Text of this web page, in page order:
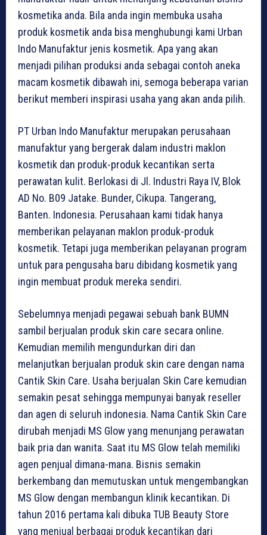
kosmetika anda. Bila anda ingin membuka usaha
produk kosmetik anda bisa menghubungi kami Urban
Indo Manufaktur jenis kosmetik. Apa yang akan
menjadi pilihan produksi anda sebagai contoh aneka
macam kosmetik dibawah ini, semoga beberapa varian
berikut memberi inspirasi usaha yang akan anda pilih.
PT Urban Indo Manufaktur merupakan perusahaan
manufaktur yang bergerak dalam industri maklon
kosmetik dan produk-produk kecantikan serta
perawatan kulit. Berlokasi di Jl. Industri Raya IV, Blok
AD No. B09 Jatake. Bunder, Cikupa. Tangerang,
Banten. Indonesia. Perusahaan kami tidak hanya
memberikan pelayanan maklon produk-produk
kosmetik. Tetapi juga memberikan pelayanan program
untuk para pengusaha baru dibidang kosmetik yang
ingin membuat produk mereka sendiri.
Sebelumnya menjadi pegawai sebuah bank BUMN
sambil berjualan produk skin care secara online.
Kemudian memilih mengundurkan diri dan
melanjutkan berjualan produk skin care dengan nama
Cantik Skin Care. Usaha berjualan Skin Care kemudian
semakin pesat sehingga mempunyai banyak reseller
dan agen di seluruh indonesia. Nama Cantik Skin Care
dirubah menjadi MS Glow yang menunjang perawatan
baik pria dan wanita. Saat itu MS Glow telah memiliki
agen penjual dimana-mana. Bisnis semakin
berkembang dan memutuskan untuk mengembangkan
MS Glow dengan membangun klinik kecantikan. Di
tahun 2016 pertama kali dibuka TUB Beauty Store
yang menjual berbagai produk kecantikan dari